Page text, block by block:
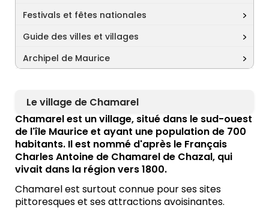
Festivals et fêtes nationales
Guide des villes et villages
Archipel de Maurice
Le village de Chamarel
Chamarel est un village, situé dans le sud-ouest
de l'île Maurice et ayant une population de 700
habitants. Il est nommé d'après le Français
Charles Antoine de Chamarel de Chazal, qui
vivait dans la région vers 1800.
Chamarel est surtout connue pour ses sites
pittoresques et ses attractions avoisinantes.